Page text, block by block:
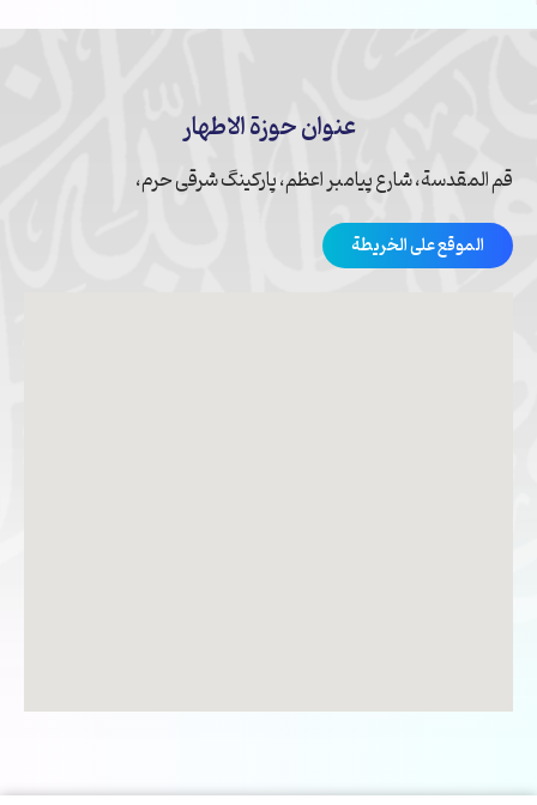
عنوان حوزة الاطهار
قم المقدسة، شارع پیامبر اعظم، پارکینگ شرقی حرم،
الموقع على الخريطة